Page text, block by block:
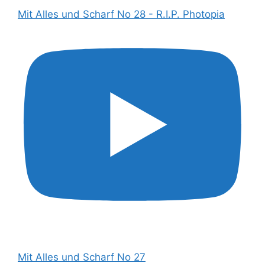
Mit Alles und Scharf No 28 - R.I.P. Photopia
Mit Alles und Scharf No 27